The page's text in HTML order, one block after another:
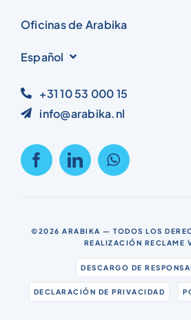
Oficinas de Arabika
Español
+31 10 53 000 15
info@arabika.nl
©2026ARABIKA — TODOS LOS
REALIZACIÓN RECLAME
DESCARGO DE
DECLARACIÓN DE PRIVACIDAD